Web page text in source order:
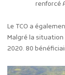
renforcé
Le TCO a
Malgré la
2020. 80